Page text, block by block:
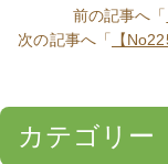
前の記事へ「
次の記事へ「
【
カテゴリー